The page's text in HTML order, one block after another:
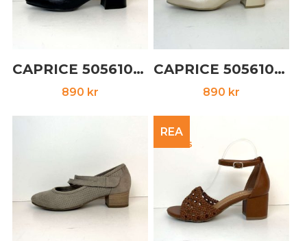
CAPRICE 5056102 svart
890 kr
CAPRICE 5056103 naturvit
890 kr
REA